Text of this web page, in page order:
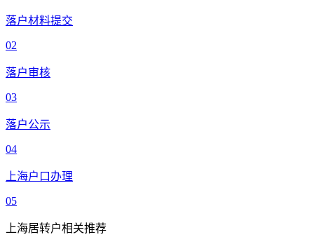
落户材料提交
02
落户审核
03
落户公示
04
上海户口办理
05
上海居转户相关推荐